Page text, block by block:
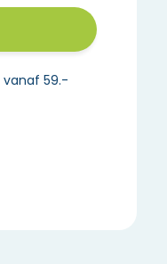
vanaf 59.-